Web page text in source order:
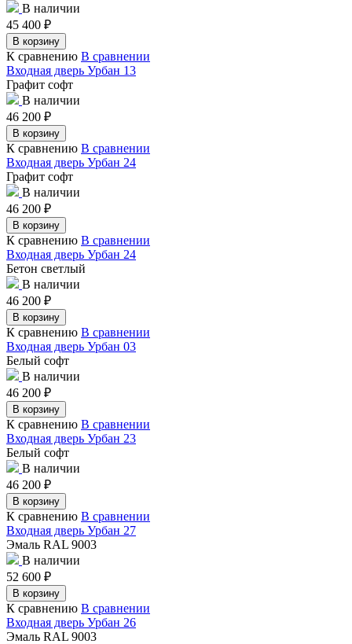
В наличии
45 400 ₽
В корзину
К сравнению В сравнении
Входная дверь Урбан 13
Графит софт
В наличии
46 200 ₽
В корзину
К сравнению В сравнении
Входная дверь Урбан 24
Графит софт
В наличии
46 200 ₽
В корзину
К сравнению В сравнении
Входная дверь Урбан 24
Бетон светлый
В наличии
46 200 ₽
В корзину
К сравнению В сравнении
Входная дверь Урбан 03
Белый софт
В наличии
46 200 ₽
В корзину
К сравнению В сравнении
Входная дверь Урбан 23
Белый софт
В наличии
46 200 ₽
В корзину
К сравнению В сравнении
Входная дверь Урбан 27
Эмаль RAL 9003
В наличии
52 600 ₽
В корзину
К сравнению В сравнении
Входная дверь Урбан 26
Эмаль RAL 9003